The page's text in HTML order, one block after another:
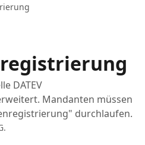
DATEV
Mandanten müssen
durchlaufen.